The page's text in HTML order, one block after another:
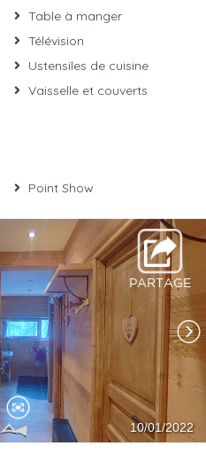
Table à manger
Télévision
Ustensiles de cuisine
Vaisselle et couverts
Point Show